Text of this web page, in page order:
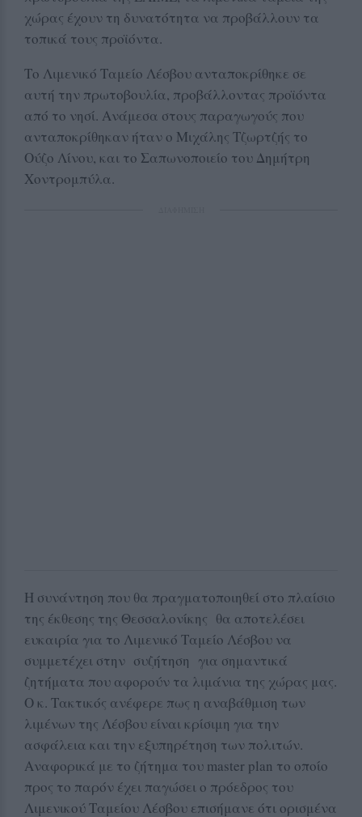
χώρας έχουν τη δυνατότητα να προβάλλουν τα
τοπικά τους προϊόντα.
Το Λιμενικό Ταμείο Λέσβου ανταποκρίθηκε σε
αυτή την πρωτοβουλία, προβάλλοντας προϊόντα
από το νησί. Ανάμεσα στους παραγωγούς που
ανταποκρίθηκαν ήταν ο Μιχάλης Τζωρτζής το
Ούζο Λίνου, και το Σαπωνοποιείο του Δημήτρη
Χοντρομπύλα.
Η συνάντηση που θα πραγματοποιηθεί στο πλαίσιο
της έκθεσης της Θεσσαλονίκης θα αποτελέσει
ευκαιρία για το Λιμενικό Ταμείο Λέσβου να
συμμετέχει στην συζήτηση για σημαντικά
ζητήματα που αφορούν τα λιμάνια της χώρας μας.
Ο κ. Τακτικός ανέφερε πως η αναβάθμιση των
λιμένων της Λέσβου είναι κρίσιμη για την
ασφάλεια και την εξυπηρέτηση των πολιτών.
Αναφορικά με το ζήτημα του master plan το οποίο
προς το παρόν έχει παγώσει ο πρόεδρος του
Λιμενικού Ταμείου Λέσβου επισήμανε ότι ορισμένα